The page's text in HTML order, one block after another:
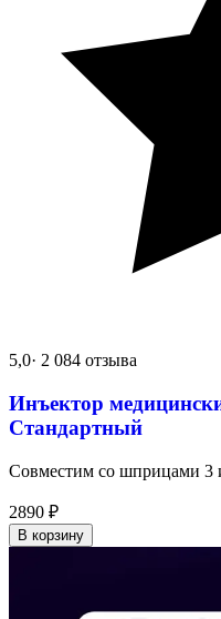
5,0· 2 084 отзыва
Инъектор
Стандартный
Совместим со шприцами 3
2890 ₽
В корзину